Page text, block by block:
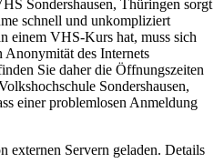
Sondershausen, Thüringen sorgt
schnell und unkompliziert
einem VHS-Kurs hat, muss sich
Anonymität des Internets
Sie daher die Öffnungszeiten
Sondershausen,
einer problemlosen Anmeldung
Servern geladen. Details